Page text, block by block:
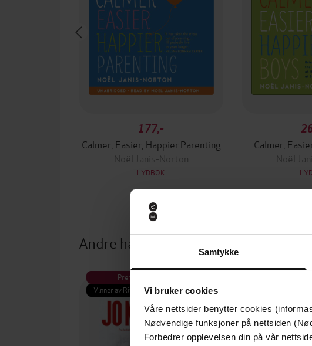
Samtykke
Vi bruker cookies
Våre nettsider benytter cookies
Nødvendige funksjoner på nettsiden
Forbedrer opplevelsen din på vår
177,-
Calmer, Easier, Happier Parenting
Noël Janis-Norton
LYDBOK
Calmer,
Noël
Andre har også kjøpt
Premium
Vinner av Rivertonprisen